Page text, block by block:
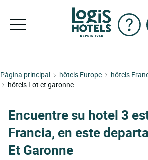
Pàgina principal hôtels Europe hôtels
hôtels Lot et garonne
Encuentre su hotel 3
Francia, en este
Et Garonne